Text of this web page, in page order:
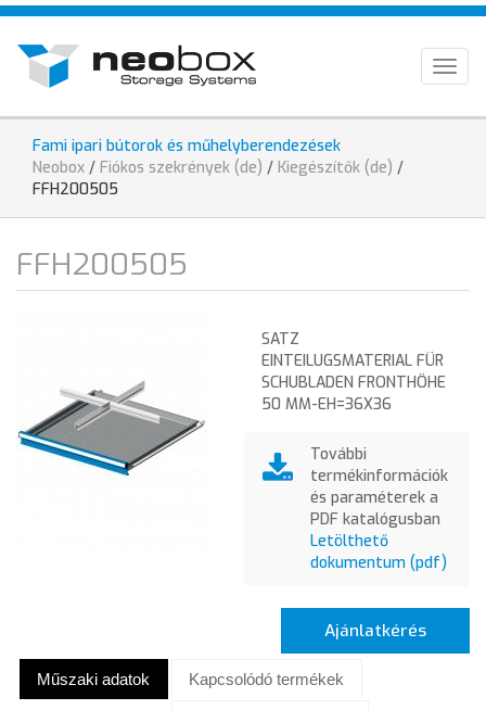
Direkt
Inhalt
EN
Fami ipari bútorok és műhelyberendezések
Sie
sind
hier
Neobox / Fiókos szekrények (de) / Kiegészítők (de) /
FFH200505
FFH200505
SATZ
EINTEILUGSMATERIAL FÜR
SCHUBLADEN FRONTHÖHE
50 MM-EH=36X36
További
termékinformációk
és paraméterek a
PDF katalógusban
Letölthető
dokumentum (pdf)
Ajánlatkérés
Műszaki adatok Kapcsolódó termékek